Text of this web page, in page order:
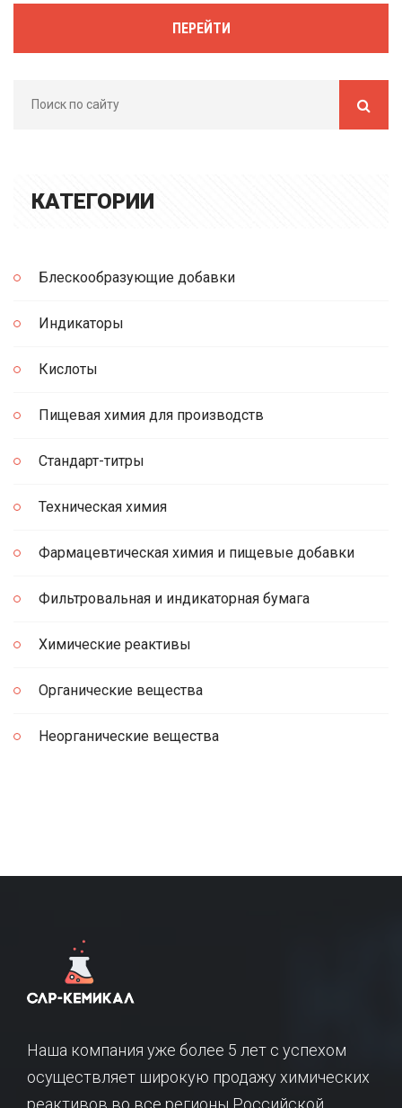
ПЕРЕЙТИ
КАТЕГОРИИ
Блескообразующие добавки
Индикаторы
Кислоты
Пищевая химия для производств
Стандарт-титры
Техническая химия
Фармацевтическая химия и пищевые добавки
Фильтровальная и индикаторная бумага
Химические реактивы
Органические вещества
Неорганические вещества
Наша компания уже более 5 лет с успехом
осуществляет широкую продажу химических
реактивов во все регионы Российской